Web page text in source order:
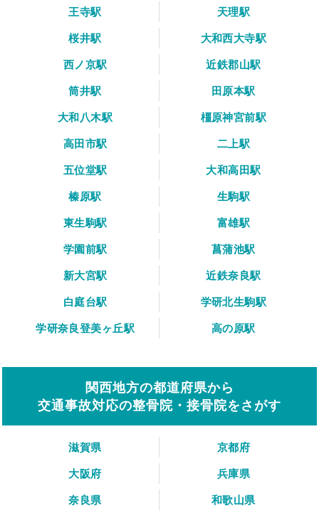
王寺駅
天理駅
桜井駅
大和西大寺駅
西ノ京駅
近鉄郡山駅
筒井駅
田原本駅
大和八木駅
橿原神宮前駅
高田市駅
二上駅
五位堂駅
大和高田駅
榛原駅
生駒駅
東生駒駅
富雄駅
学園前駅
菖蒲池駅
新大宮駅
近鉄奈良駅
白庭台駅
学研北生駒駅
学研奈良登美ヶ丘駅
高の原駅
関西地方の都道府県から
交通事故対応の整骨院・接骨院をさがす
滋賀県
京都府
大阪府
兵庫県
奈良県
和歌山県